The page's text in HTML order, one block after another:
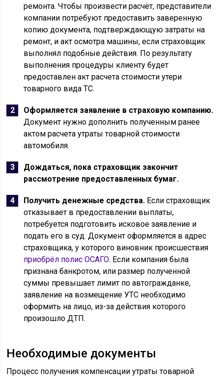
ремонта. Чтобы произвести расчёт, представители
компании потребуют предоставить заверенную
копию документа, подтверждающую затраты на
ремонт, и акт осмотра машины, если страховщик
выполнял подобные действия. По результату
выполнения процедуры клиенту будет
предоставлен акт расчета стоимости утери
товарного вида ТС.
Оформляется заявление в страховую компанию.
Документ нужно дополнить полученным ранее
актом расчета утраты товарной стоимости
автомобиля.
Дождаться, пока страховщик закончит
рассмотрение предоставленных бумаг.
Получить денежные средства. Если страховщик
отказывает в предоставлении выплаты,
потребуется подготовить исковое заявление и
подать его в суд. Документ оформляется в адрес
страховщика, у которого виновник происшествия
приобрёл полис ОСАГО. Если компания была
признана банкротом, или размер полученной
суммы превышает лимит по автогражданке,
заявление на возмещение УТС необходимо
оформить на лицо, из-за действия которого
произошло ДТП.
Необходимые документы
Процесс получения компенсации утраты товарной